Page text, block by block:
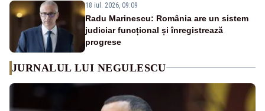
18 iul. 2026, 09:09
Radu Marinescu: România are un sistem
judiciar funcțional și înregistrează
progrese
JURNALUL LUI NEGULESCU